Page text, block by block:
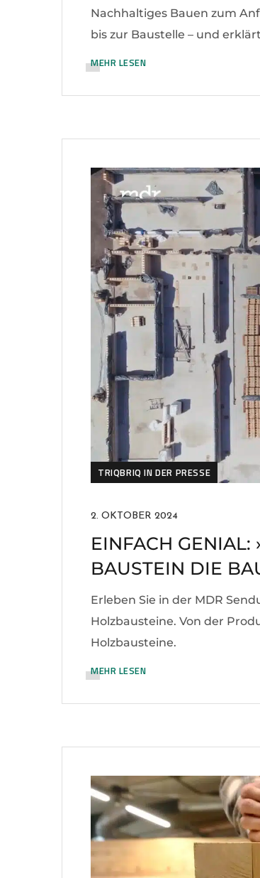
Nachhaltiges Bauen zum
bis zur Baustelle – und
MEHR LESEN
TRIQBRIQ IN DER PRESSE
2. OKTOBER 2024
EINFACH GENIAL:
BAUSTEIN DIE
Erleben Sie in der MDR
Holzbausteine. Von der
Holzbausteine.
MEHR LESEN